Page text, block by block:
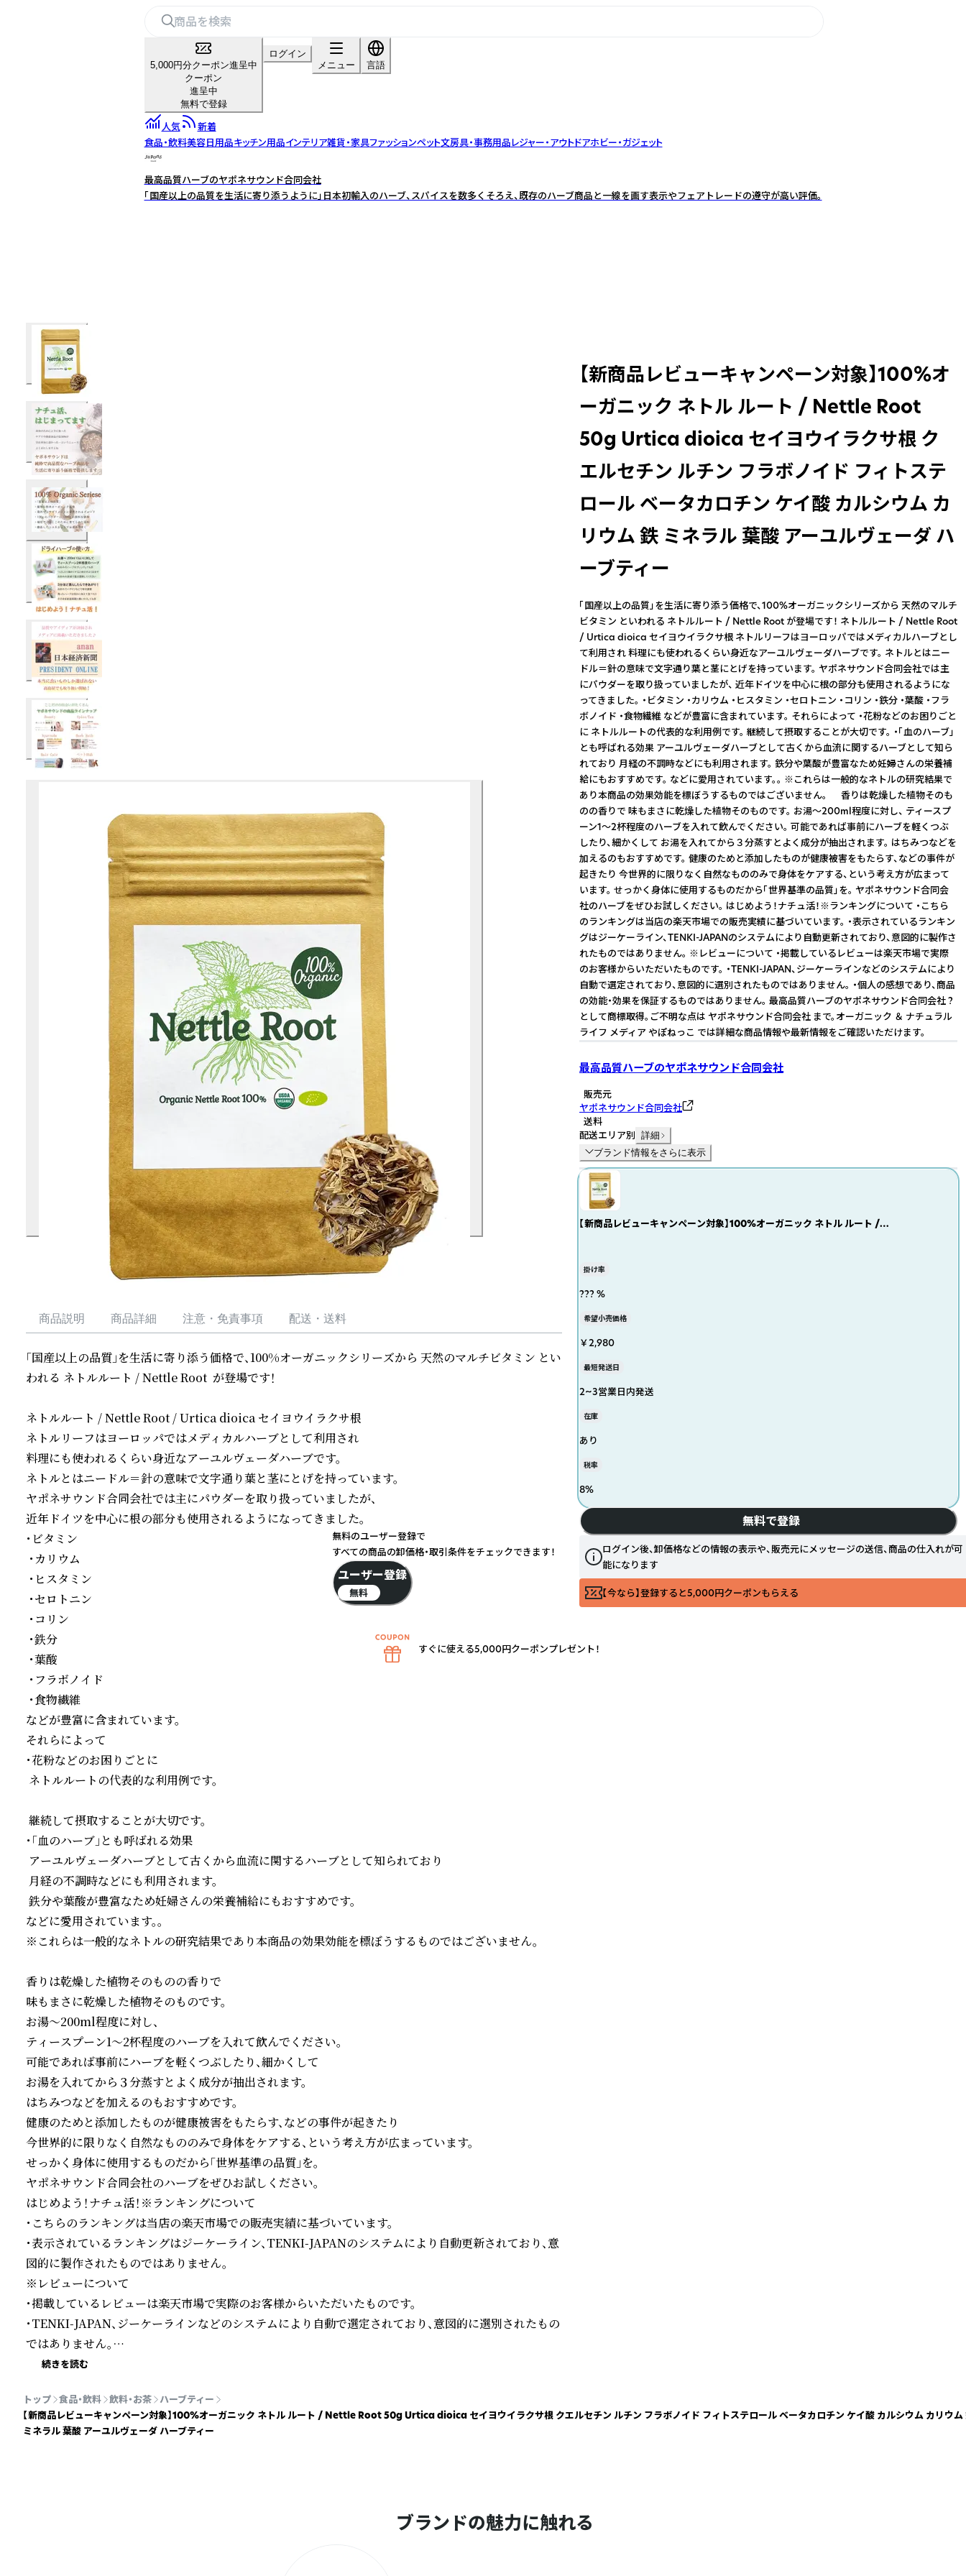
5,000円分クーポン進呈中
クーポン
進呈中
無料で登録
ログイン
メニュー
言語
人気
新着
食品・飲料美容日用品キッチン用品インテリア雑貨・家具ファッションペット文房具・事務用品レジャー・アウトドアホビー・ガジェット
最高品質ハーブのヤポネサウンド合同会社
「国産以上の品質を生活に寄り添うように」日本初輸入のハーブ、スパイスを数多くそろえ、既存のハーブ商品と一線を画す表示やフェアトレードの遵守が高い評価。
商品説明 商品詳細 注意・免責事項 配送・送料
「国産以上の品質」を生活に寄り添う価格で、100%オーガニックシリーズから 天然のマルチビタミン とい
われる ネトルルート / Nettle Root  が登場です！
ネトルルート / Nettle Root / Urtica dioica セイヨウイラクサ根
ネトルリーフはヨーロッパではメディカルハーブとして利用され
料理にも使われるくらい身近なアーユルヴェーダハーブです。
ネトルとはニードル＝針の意味で文字通り葉と茎にとげを持っています。
ヤポネサウンド合同会社では主にパウダーを取り扱っていましたが、
近年ドイツを中心に根の部分も使用されるようになってきました。
・ビタミン
・カリウム
・ヒスタミン
・セロトニン
・コリン
・鉄分
・葉酸
・フラボノイド
・食物繊維
などが豊富に含まれています。
それらによって
・花粉などのお困りごとに
ネトルルートの代表的な利用例です。
継続して摂取することが大切です。
・「血のハーブ」とも呼ばれる効果
アーユルヴェーダハーブとして古くから血流に関するハーブとして知られており
月経の不調時などにも利用されます。
鉄分や葉酸が豊富なため妊婦さんの栄養補給にもおすすめです。
などに愛用されています。。
※これらは一般的なネトルの研究結果であり本商品の効果効能を標ぼうするものではございません。
香りは乾燥した植物そのものの香りで
味もまさに乾燥した植物そのものです。
お湯〜200ml程度に対し、
ティースプーン1〜2杯程度のハーブを入れて飲んでください。
可能であれば事前にハーブを軽くつぶしたり、細かくして
お湯を入れてから３分蒸すとよく成分が抽出されます。
はちみつなどを加えるのもおすすめです。
健康のためと添加したものが健康被害をもたらす、などの事件が起きたり
今世界的に限りなく自然なもののみで身体をケアする、という考え方が広まっています。
せっかく身体に使用するものだから「世界基準の品質」を。
ヤポネサウンド合同会社のハーブをぜひお試しください。
はじめよう！ナチュ活！※ランキングについて
・こちらのランキングは当店の楽天市場での販売実績に基づいています。
・表示されているランキングはジーケーライン、TENKI-JAPANのシステムにより自動更新されており、意
図的に製作されたものではありません。
※レビューについて
・掲載しているレビューは楽天市場で実際のお客様からいただいたものです。
・TENKI-JAPAN、ジーケーラインなどのシステムにより自動で選定されており、意図的に選別されたもの
ではありません。
・個人の感想であり、商品の効能・効果を保証するものではありません。
で。オーガニック ＆ ナチュラル ライフ メディア やぽねっこ では詳細な商品情報や最新情報をご確認い
ただけます。
続きを読む
【新商品レビューキャンペーン対象】100%オ
ーガニック ネトル ルート / Nettle Root
50g Urtica dioica セイヨウイラクサ根 ク
エルセチン ルチン フラボノイド フィトステ
ロール ベータカロチン ケイ酸 カルシウム カ
リウム 鉄 ミネラル 葉酸 アーユルヴェーダ ハ
ーブティー
「国産以上の品質」を生活に寄り添う価格で、100%オーガニックシリーズから 天然のマルチ
ビタミン といわれる ネトルルート / Nettle Root が登場です！ ネトルルート / Nettle Root
/ Urtica dioica セイヨウイラクサ根 ネトルリーフはヨーロッパではメディカルハーブとし
て利用され 料理にも使われるくらい身近なアーユルヴェーダハーブです。 ネトルとはニー
ドル＝針の意味で文字通り葉と茎にとげを持っています。 ヤポネサウンド合同会社では主
にパウダーを取り扱っていましたが、 近年ドイツを中心に根の部分も使用されるようにな
ってきました。 ・ビタミン ・カリウム ・ヒスタミン ・セロトニン ・コリン ・鉄分 ・葉酸 ・フラ
ボノイド ・食物繊維 などが豊富に含まれています。 それらによって ・花粉などのお困りごと
に ネトルルートの代表的な利用例です。 継続して摂取することが大切です。 ・「血のハーブ」
とも呼ばれる効果 アーユルヴェーダハーブとして古くから血流に関するハーブとして知ら
れており 月経の不調時などにも利用されます。 鉄分や葉酸が豊富なため妊婦さんの栄養補
給にもおすすめです。 などに愛用されています。。 ※これらは一般的なネトルの研究結果で
あり本商品の効果効能を標ぼうするものではございません。 香りは乾燥した植物そのも
のの香りで 味もまさに乾燥した植物そのものです。 お湯〜200ml程度に対し、 ティースプ
ーン1〜2杯程度のハーブを入れて飲んでください。 可能であれば事前にハーブを軽くつぶ
したり、細かくして お湯を入れてから３分蒸すとよく成分が抽出されます。 はちみつなどを
加えるのもおすすめです。 健康のためと添加したものが健康被害をもたらす、などの事件が
起きたり 今世界的に限りなく自然なもののみで身体をケアする、という考え方が広まって
います。 せっかく身体に使用するものだから「世界基準の品質」を。 ヤポネサウンド合同会
社のハーブをぜひお試しください。 はじめよう！ナチュ活！※ランキングについて ・こちら
のランキングは当店の楽天市場での販売実績に基づいています。 ・表示されているランキン
グはジーケーライン、TENKI-JAPANのシステムにより自動更新されており、意図的に製作さ
れたものではありません。 ※レビューについて ・掲載しているレビューは楽天市場で実際
のお客様からいただいたものです。 ・TENKI-JAPAN、ジーケーラインなどのシステムにより
自動で選定されており、意図的に選別されたものではありません。 ・個人の感想であり、商品
の効能・効果を保証するものではありません。 最高品質ハーブのヤポネサウンド合同会社 ?
として商標取得。ご不明な点は ヤポネサウンド合同会社 まで。オーガニック ＆ ナチュラル
ライフ メディア やぽねっこ では詳細な商品情報や最新情報をご確認いただけます。
最高品質ハーブのヤポネサウンド合同会社
販売元
ヤポネサウンド合同会社
送料
配送エリア別 詳細
ブランド情報をさらに表示
【新商品レビューキャンペーン対象】100%オーガニック ネトル ルート /
鉄 ミネラル 葉酸 アーユルヴェーダ ハーブティー
掛け率
??? %
希望小売価格
￥2,980
最短発送日
2~3営業日内発送
在庫
あり
税率
8%
無料で登録
ログイン後、卸価格などの情報の表示や、販売元にメッセージの送信、商品の仕入れが可
能になります
【今なら】登録すると5,000円クーポンもらえる
トップ 食品・飲料 飲料・お茶
ハーブティー
【新商品レビューキャンペーン対象】100%オーガニック ネトル ルート / Nettle Root 50g Urtica dioica セイヨウイラクサ根 クエルセチン ルチン フラボノイド フィトステロール ベータカロチン ケイ酸 カルシウム カリウム
ミネラル 葉酸 アーユルヴェーダ ハーブティー
ブランドの魅力に触れる
無料のユーザー登録で
すべての商品の卸価格・取引条件をチェックできます！
ユーザー登録
無料
すぐに使える5,000円クーポンプレゼント！